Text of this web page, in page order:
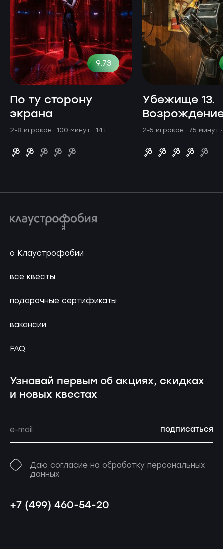
9.73
По ту сторону
экрана
2-8 игроков · 100 минут · 14+
Убежище 13.
2-5 игроков · 75 минут
о Клаустрофобии
все квесты
подарочные сертификаты
вакансии
FAQ
Узнавай первым об акциях, скидках
и новых квестах
подписаться
Даю согласие на обработку персональных
данных
+7 (499) 460-54-20